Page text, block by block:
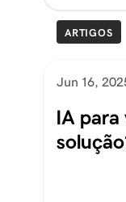
ARTIGOS
Jun 16,
IA para